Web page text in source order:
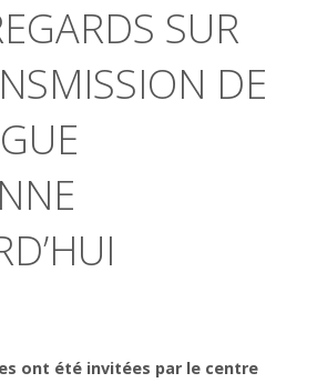
SUR
DE
ont été invitées par le centre